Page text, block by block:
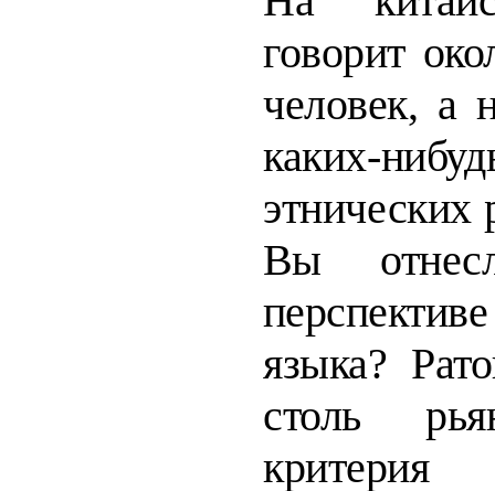
говорит
чело­век, а
каких-
этнических
Вы
языка?
столь